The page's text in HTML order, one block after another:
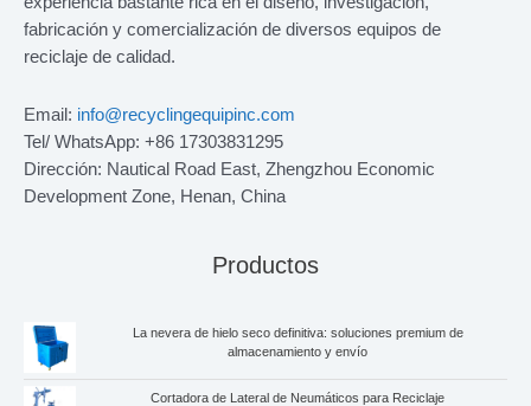
fabricación y comercialización de diversos equipos de
reciclaje de calidad.
Email: info@recyclingequipinc.com
Tel/ WhatsApp: +86 17303831295
Dirección: Nautical Road East, Zhengzhou Economic
Development Zone, Henan, China
Productos
La nevera de hielo seco definitiva: soluciones premium de
almacenamiento y envío
Cortadora de Lateral de Neumáticos para Reciclaje